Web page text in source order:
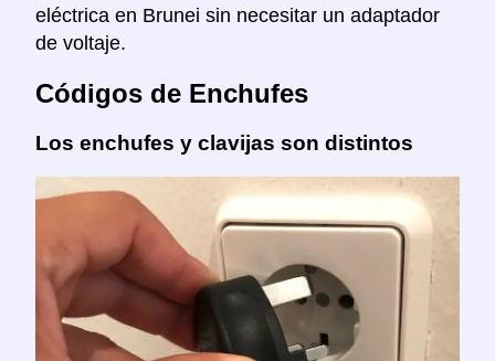
eléctrica en Brunei sin necesitar un adaptador
de voltaje.
Códigos de Enchufes
Los enchufes y clavijas son distintos